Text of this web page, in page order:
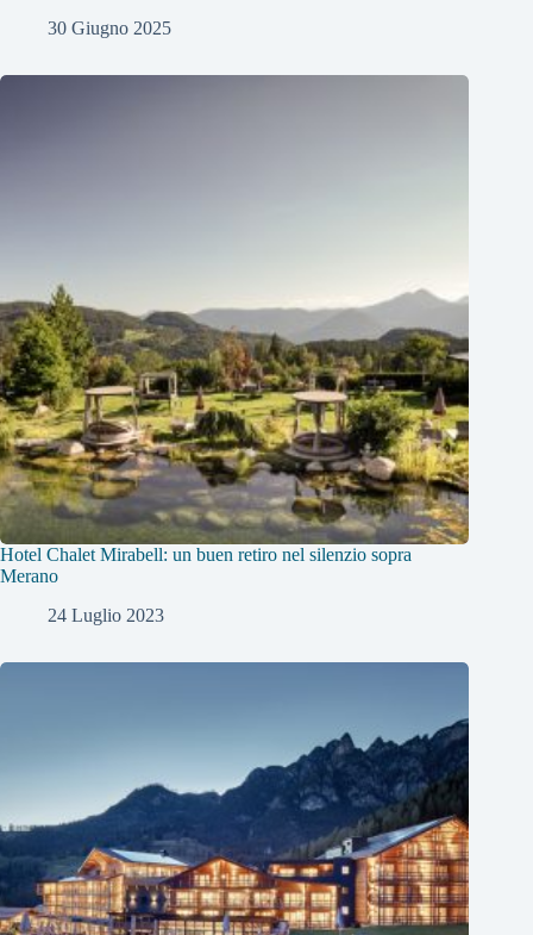
30 Giugno 2025
Hotel Chalet Mirabell: un buen retiro nel silenzio sopra
Merano
24 Luglio 2023